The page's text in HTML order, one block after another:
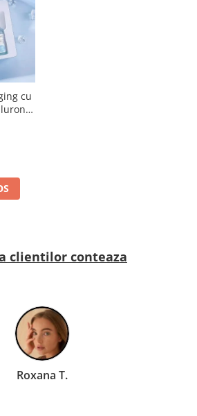
cu
Facial
clientilor conteaza
Roxana T.